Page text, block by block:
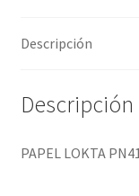
Descripción
Descripción
PAPEL LOKTA